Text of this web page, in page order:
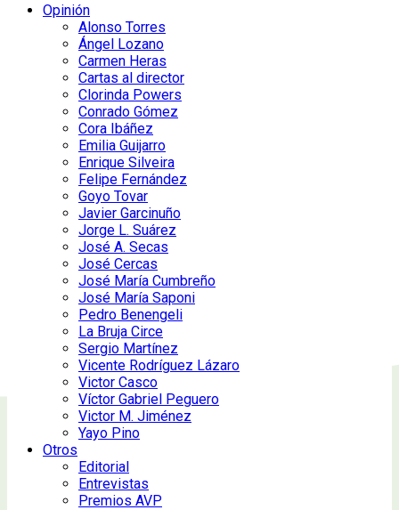
Opinión
Alonso Torres
Ángel Lozano
Carmen Heras
Cartas al director
Clorinda Powers
Conrado Gómez
Cora Ibáñez
Emilia Guijarro
Enrique Silveira
Felipe Fernández
Goyo Tovar
Javier Garcinuño
Jorge L. Suárez
José A. Secas
José Cercas
José María Cumbreño
José María Saponi
Pedro Benengeli
La Bruja Circe
Sergio Martínez
Vicente Rodríguez Lázaro
Victor Casco
Víctor Gabriel Peguero
Victor M. Jiménez
Yayo Pino
Otros
Editorial
Entrevistas
Premios AVP